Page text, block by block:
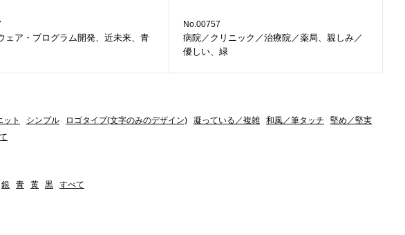
ェア・プログラム開発、近未来、青
No.00757
病院／クリニック／治療院／薬局、親しみ／
優しい、緑
ット シンプル ロゴタイプ(文字のみのデザイン) 凝っている／複雑 和風／筆タッチ
堅め／堅実
銀 青 黄 黒 すべて